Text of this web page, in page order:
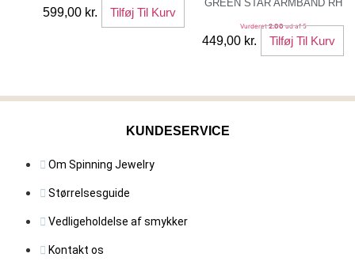
599,00 kr. Tilføj Til Kurv
GREEN STAR ARMBÅND RH
Vurderet2.00ud af 5
449,00 kr. Tilføj Til Kurv
KUNDESERVICE
Om Spinning Jewelry
Størrelsesguide
Vedligeholdelse af smykker
Kontakt os